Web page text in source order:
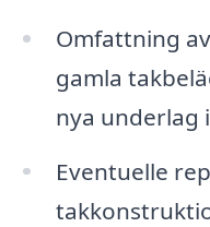
Omfattning
gamla
nya underlag
Eventuelle